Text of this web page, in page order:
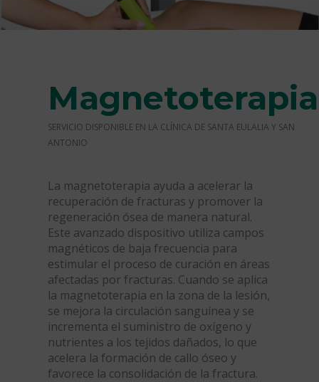
Magnetoterapia
SERVICIO DISPONIBLE EN LA CLÍNICA DE SANTA EULALIA Y SAN
ANTONIO
La magnetoterapia ayuda a acelerar la
recuperación de fracturas y promover la
regeneración ósea de manera natural.
Este avanzado dispositivo utiliza campos
magnéticos de baja frecuencia para
estimular el proceso de curación en áreas
afectadas por fracturas. Cuando se aplica
la magnetoterapia en la zona de la lesión,
se mejora la circulación sanguínea y se
incrementa el suministro de oxígeno y
nutrientes a los tejidos dañados, lo que
acelera la formación de callo óseo y
favorece la consolidación de la fractura.